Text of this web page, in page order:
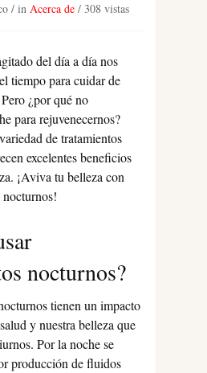
/ in Acerca de / 308 vistas
del día a día nos
tiempo para cuidar de
¿por qué no
para rejuvenecernos?
de tratamientos
excelentes beneficios
¡Aviva tu belleza con
nocturnos!
nocturnos?
tienen un impacto
y nuestra belleza que
Por la noche se
producción de fluidos